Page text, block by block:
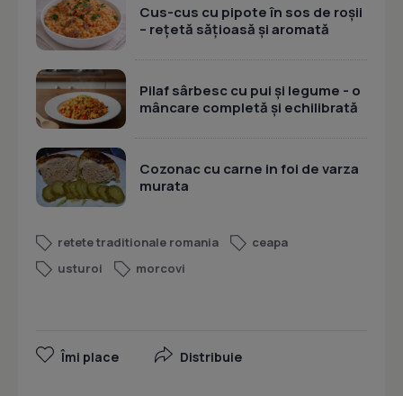
Cus-cus cu pipote în sos de roșii
– rețetă sățioasă și aromată
Pilaf sârbesc cu pui și legume - o
mâncare completă și echilibrată
Cozonac cu carne in foi de varza
murata
retete traditionale romania
ceapa
usturoi
morcovi
Îmi place Distribuie